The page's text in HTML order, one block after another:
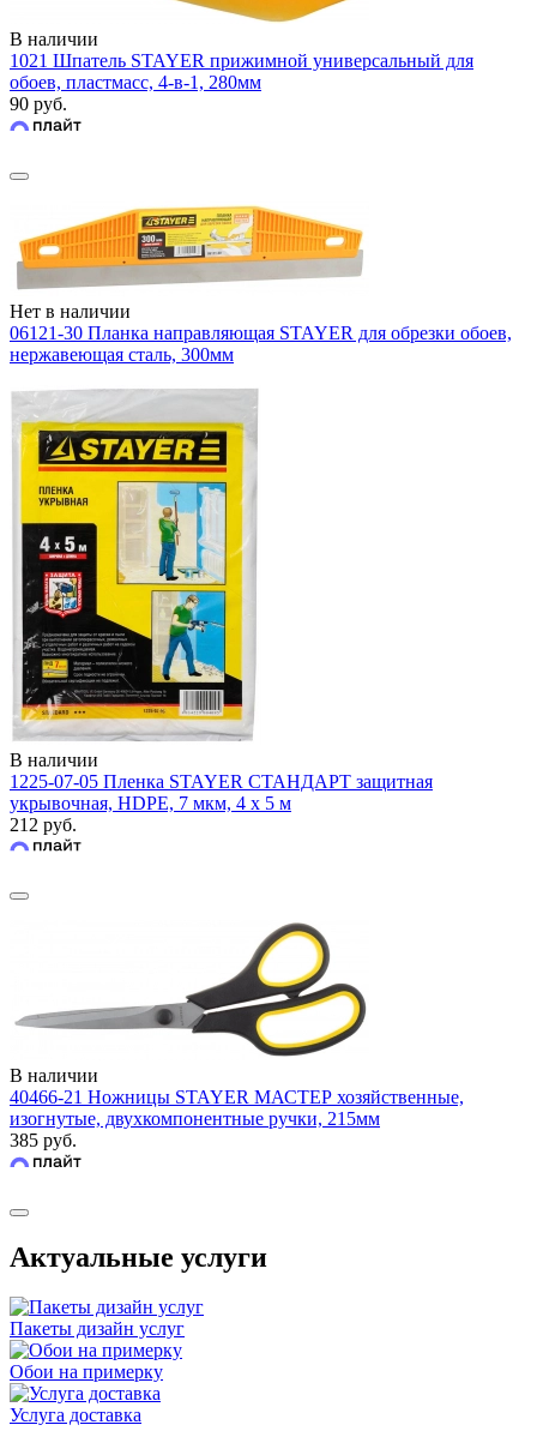
В наличии
1021 Шпатель STAYER прижимной универсальный для
обоев, пластмасс, 4-в-1, 280мм
90 руб.
Нет в наличии
06121-30 Планка направляющая STAYER для обрезки обоев,
нержавеющая сталь, 300мм
В наличии
1225-07-05 Пленка STAYER СТАНДАРТ защитная
укрывочная, HDPE, 7 мкм, 4 х 5 м
212 руб.
В наличии
40466-21 Ножницы STAYER МАСТЕР хозяйственные,
изогнутые, двухкомпонентные ручки, 215мм
385 руб.
Актуальные услуги
Пакеты дизайн услуг
Обои на примерку
Услуга доставка